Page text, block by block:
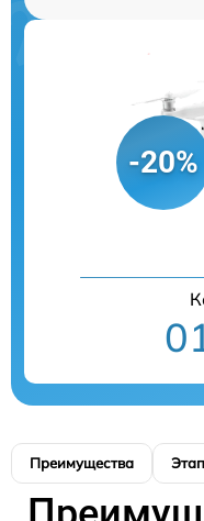
-20%
Преимущества